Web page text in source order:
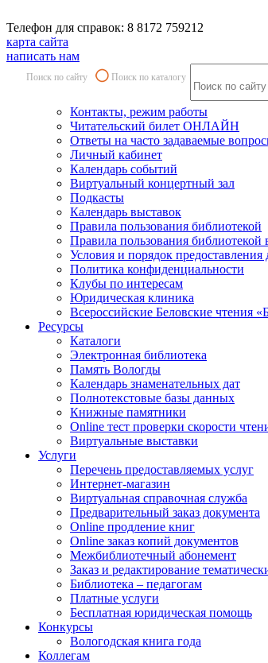
Телефон для справок: 8 8172 759212
карта сайта
написать нам
Поиск по сайту Поиск по каталогу
Контакты, режим работы
Читательский билет ОНЛАЙН
Ответы на часто задаваемые
Личный кабинет
Календарь событий
Виртуальный концертный зал
Подкасты
Календарь выставок
Правила пользования библиотекой
Правила пользования библиотекой
Условия и порядок
Политика конфиденциальности
Клубы по интересам
Юридическая клиника
Всероссийские Беловские чтения
Ресурсы
Каталоги
Электронная библиотека
Память Вологды
Календарь знаменательных дат
Полнотекстовые базы данных
Книжные памятники
Online тест проверки скорости
Виртуальные выставки
Услуги
Перечень предоставляемых услуг
Интернет-магазин
Виртуальная справочная служба
Предварительный заказ документа
Online продление книг
Online заказ копий документов
Межбиблиотечный абонемент
Заказ и редактирование
Библиотека – педагогам
Платные услуги
Бесплатная юридическая помощь
Конкурсы
Вологодская книга года
Коллегам